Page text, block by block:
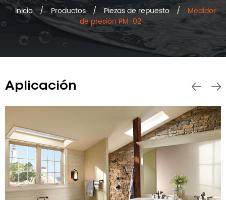
Inicio / Productos / Piezas de repuesto /
Medidor
de presión PM-02
Aplicación